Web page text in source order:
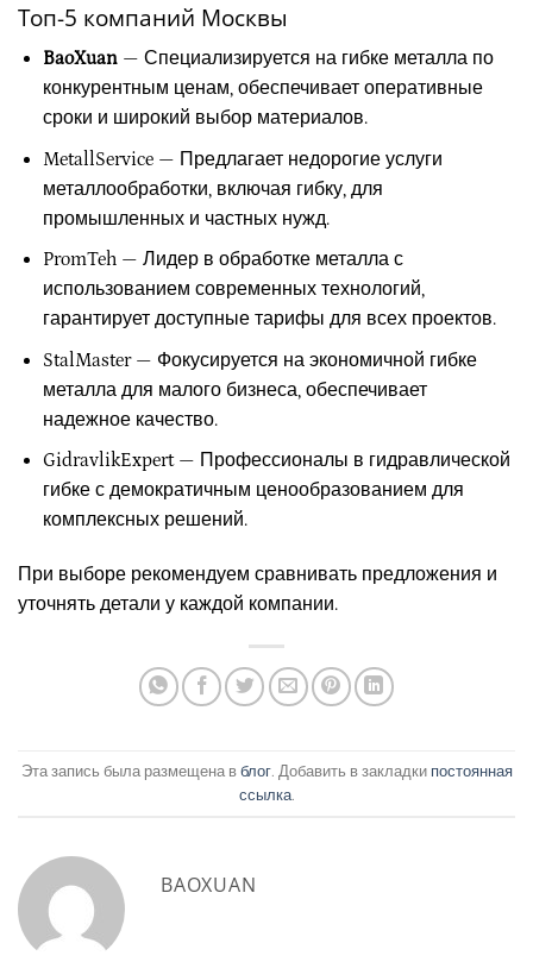
Топ-5 компаний Москвы
BaoXuan— Специализируется на гибке металла по
конкурентным ценам, обеспечивает оперативные
сроки и широкий выбор материалов.
MetallService — Предлагает недорогие услуги
металлообработки, включая гибку, для
промышленных и частных нужд.
PromTeh — Лидер в обработке металла с
использованием современных технологий,
гарантирует доступные тарифы для всех проектов.
StalMaster — Фокусируется на экономичной гибке
металла для малого бизнеса, обеспечивает
надежное качество.
GidravlikExpert — Профессионалы в гидравлической
гибке с демократичным ценообразованием для
комплексных решений.
При выборе рекомендуем сравнивать предложения и
уточнять детали у каждой компании.
Эта запись была размещена в блог. Добавить в закладки постоянная
ссылка.
BAOXUAN